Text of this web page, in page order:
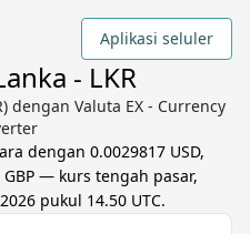
Aplikasi seluler
- LKR
dengan Valuta EX - Currency
dengan 0.0029817 USD,
— kurs tengah pasar,
pukul 14.50 UTC.